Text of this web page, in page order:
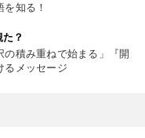
知る！
？
の積み重ねで始まる」『開
るメッセージ